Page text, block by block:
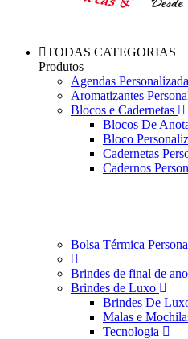
TODAS CATEGORIAS
Produtos
Agendas
Aromatizantes
Blocos e Cadernetas
Blocos De
Bloco
Cadernetas
Cadernos
Bolsa Térmica
Brindes de final de ano
Brindes de Luxo
Brindes De
Malas e
Tecnologia